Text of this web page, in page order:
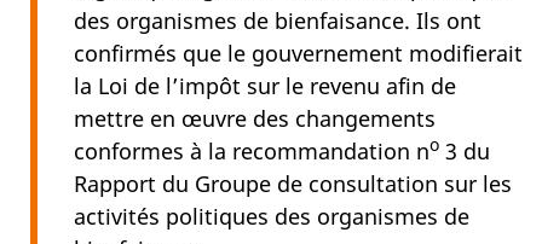
des organismes de bienfaisance. Ils ont
confirmés que le gouvernement modifierait
la Loi de l’impôt sur le revenu afin de
mettre en œuvre des changements
conformes à la recommandation no 3 du
Rapport du Groupe de consultation sur les
activités politiques des organismes de